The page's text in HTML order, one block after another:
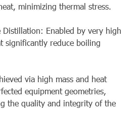
minimizing thermal stress.
Distillation: Enabled by very high
significantly reduce boiling
via high mass and heat
equipment geometries,
the quality and integrity of the